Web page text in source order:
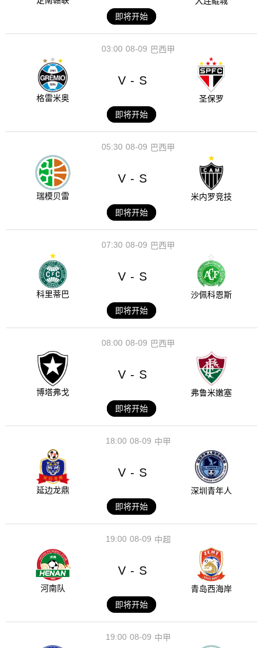
即将开始
08-09
03:00 巴西甲
格雷米奥
V - S
圣保罗
即将开始
08-09
05:30 巴西甲
瑞模贝雷
V - S
米内罗竞技
即将开始
08-09
07:30 巴西甲
科里蒂巴
V - S
沙佩科恩斯
即将开始
08-09
08:00 巴西甲
博塔弗戈
V - S
弗鲁米嫩塞
即将开始
08-09
18:00 中甲
延边龙鼎
V - S
深圳青年人
即将开始
08-09
19:00 中超
河南队
V - S
青岛西海岸
即将开始
08-09
19:00 中甲